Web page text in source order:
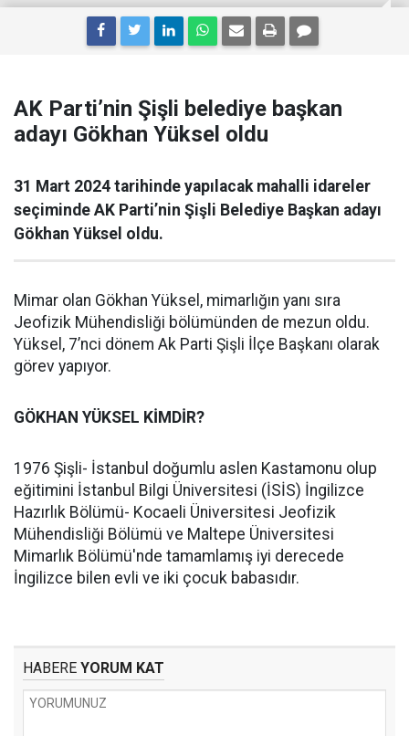
AK Parti’nin Şişli belediye başkan
adayı Gökhan Yüksel oldu
31 Mart 2024 tarihinde yapılacak mahalli idareler
seçiminde AK Parti’nin Şişli Belediye Başkan adayı
Gökhan Yüksel oldu.
Mimar olan Gökhan Yüksel, mimarlığın yanı sıra
Jeofizik Mühendisliği bölümünden de mezun oldu.
Yüksel, 7’nci dönem Ak Parti Şişli İlçe Başkanı olarak
görev yapıyor.
GÖKHAN YÜKSEL KİMDİR?
1976 Şişli- İstanbul doğumlu aslen Kastamonu olup
eğitimini İstanbul Bilgi Üniversitesi (İSİS) İngilizce
Hazırlık Bölümü- Kocaeli Üniversitesi Jeofizik
Mühendisliği Bölümü ve Maltepe Üniversitesi
Mimarlık Bölümü'nde tamamlamış iyi derecede
İngilizce bilen evli ve iki çocuk babasıdır.
HABERE YORUM KAT